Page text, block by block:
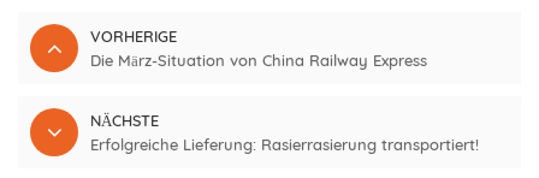
VORHERIGE
Die März-Situation von China Railway Express
NÄCHSTE
Erfolgreiche Lieferung: Rasierrasierung transportiert!